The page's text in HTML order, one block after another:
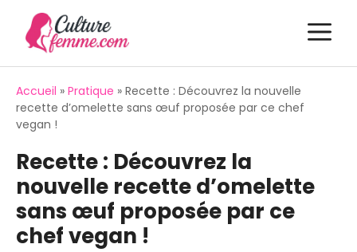
contenu
Accueil » Pratique » Recette : Découvrez la nouvelle
recette d’omelette sans œuf proposée par ce chef
vegan !
Recette : Découvrez la
nouvelle recette d’omelette
sans œuf proposée par ce
chef vegan !